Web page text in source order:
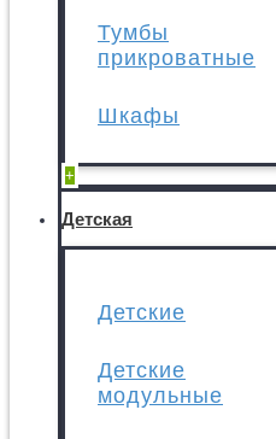
Тумбы
прикроватные
Шкафы
+
Детская
Детские
Детские
модульные